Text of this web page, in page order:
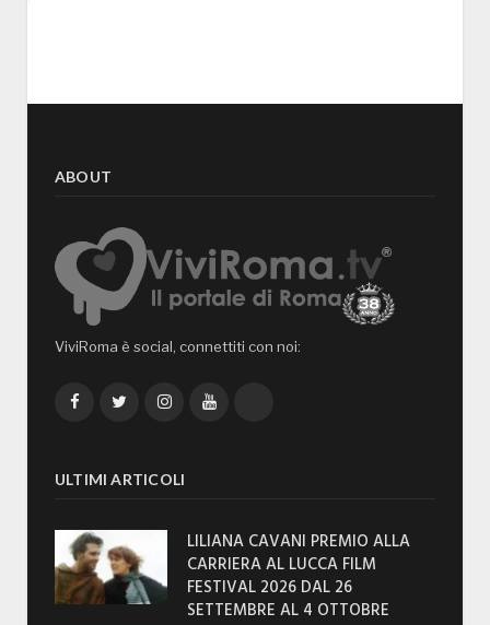
ABOUT
ViviRoma è social, connettiti con noi:
FacebookTwitterInstagramYouTube
ULTIMI ARTICOLI
LILIANA CAVANI PREMIO ALLA
CARRIERA AL LUCCA FILM
FESTIVAL 2026 DAL 26
SETTEMBRE AL 4 OTTOBRE